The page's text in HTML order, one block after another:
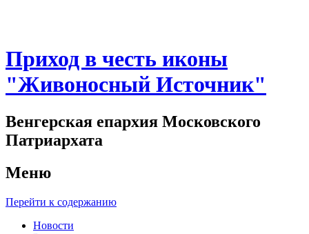
Приход в честь иконы
"Живоносный Источник"
Венгерская епархия Московского
Патриархата
Меню
Перейти к содержанию
Новости